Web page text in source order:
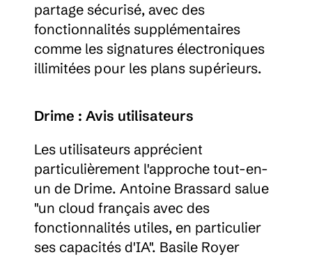
partage sécurisé, avec des
fonctionnalités supplémentaires
comme les signatures électroniques
illimitées pour les plans supérieurs.
Drime : Avis utilisateurs
Les utilisateurs apprécient
particulièrement l'approche tout-en-
un de Drime. Antoine Brassard salue
"un cloud français avec des
fonctionnalités utiles, en particulier
ses capacités d'IA". Basile Royer